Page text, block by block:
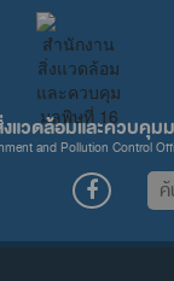
แวดล้อมและควบคุ
and Pollution Control
ค้น